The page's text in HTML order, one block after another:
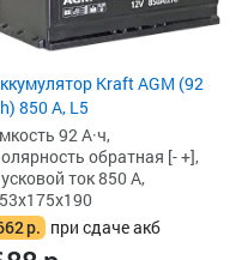
Kraft AGM (92
850 А, L5
92 А·ч,
обратная [- +],
ток 850 А,
р. при сдаче акб